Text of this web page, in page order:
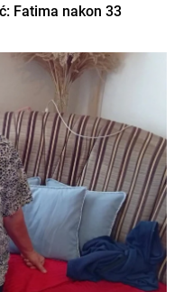
Fatima nakon 33